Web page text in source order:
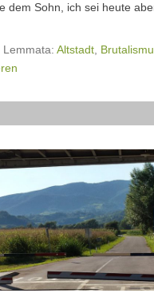
dem Sohn, ich sei heute
Lemmata: Altstadt